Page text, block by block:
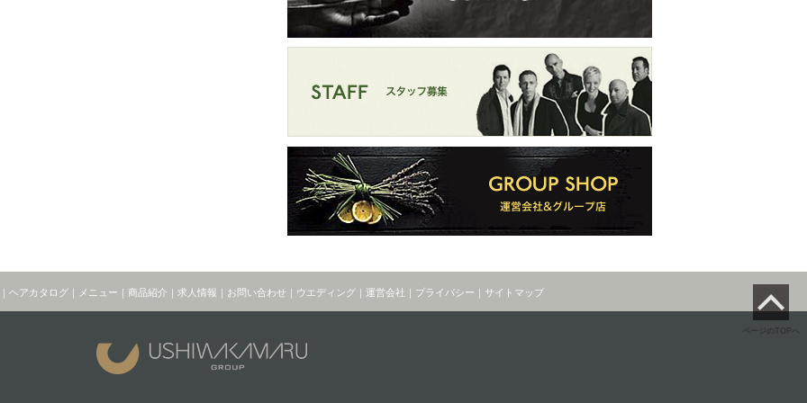
｜ ヘアカタログ｜ メニュー ｜ 商品紹介 ｜ 求人情報 ｜ お問い合わせ｜ ウエディング｜ 運営会社 ｜ プライバシー ｜ サイトマップ